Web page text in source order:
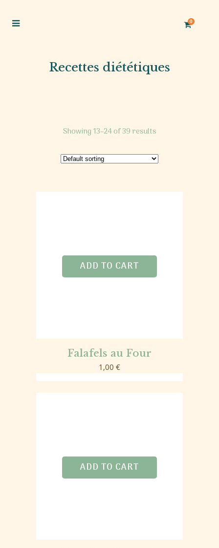
0
Recettes diététiques
Showing 13–24 of 39 results
ADD TO CART
Falafels au Four
1,00 €
ADD TO CART